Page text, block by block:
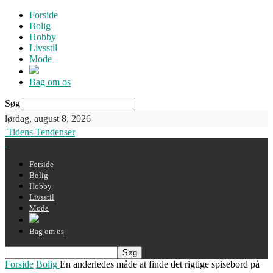
Forside
Bolig
Hobby
Livsstil
Mode
Bag om os
Søg
lørdag, august 8, 2026
Tidens Tendenser
Forside
Bolig
Hobby
Livsstil
Mode
Bag om os
Forside Bolig En anderledes måde at finde det rigtige spisebord på